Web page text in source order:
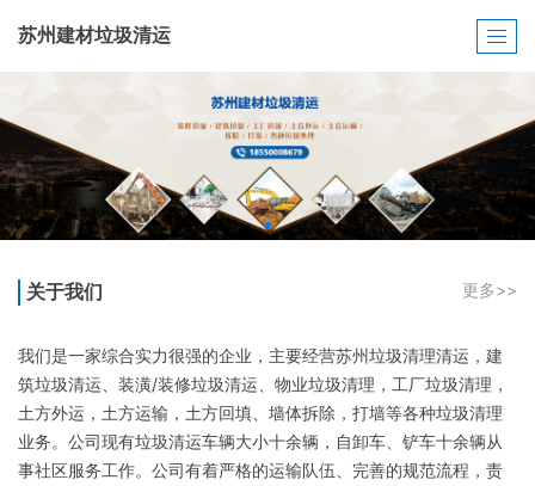
苏州建材垃圾清运
关于我们 更多>>
我们是一家综合实力很强的企业，主要经营苏州垃圾清理清运，建
筑垃圾清运、装潢/装修垃圾清运、物业垃圾清理，工厂垃圾清理，
土方外运，土方运输，土方回填、墙体拆除，打墙等各种垃圾清理
业务。公司现有垃圾清运车辆大小十余辆，自卸车、铲车十余辆从
事社区服务工作。公司有着严格的运输队伍、完善的规范流程，责